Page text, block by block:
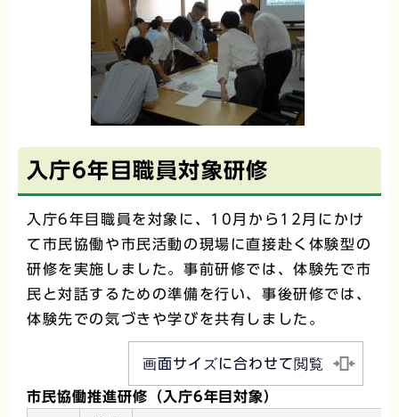
入庁6年目職員対象研修
入庁6年目職員を対象に、10月から12月にかけ
て市民協働や市民活動の現場に直接赴く体験型の
研修を実施しました。事前研修では、体験先で市
民と対話するための準備を行い、事後研修では、
体験先での気づきや学びを共有しました。
画面サイズに合わせて閲覧
市民協働推進研修（入庁6年目対象）